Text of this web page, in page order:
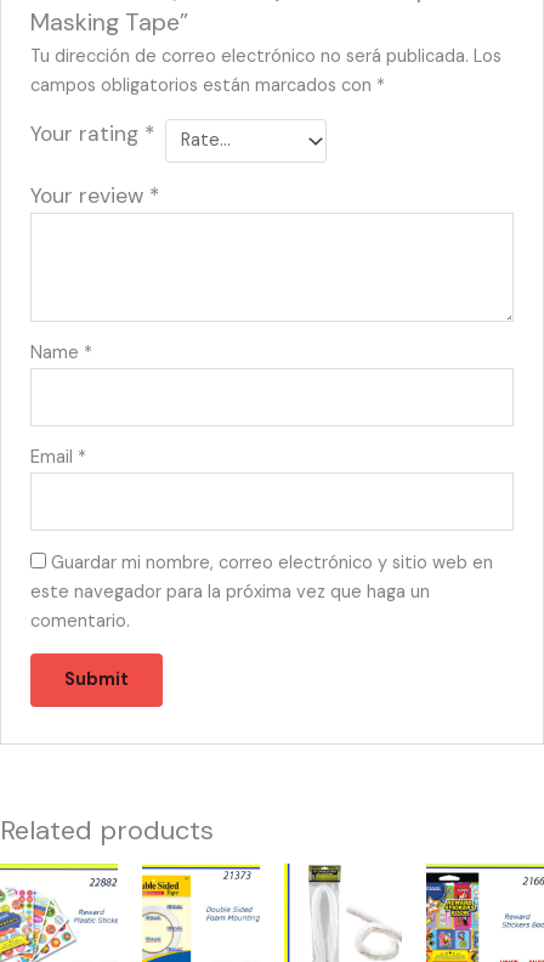
Masking Tape”
Tu dirección de correo electrónico no será publicada. Los
campos obligatorios están marcados con *
Your rating *
Your review *
Name *
Email *
Guardar mi nombre, correo electrónico y sitio web en
este navegador para la próxima vez que haga un
comentario.
Related products
22882
-
LIBRO
21373
-
TAPE
21365
LIMPIA
21660
-
LIBRO